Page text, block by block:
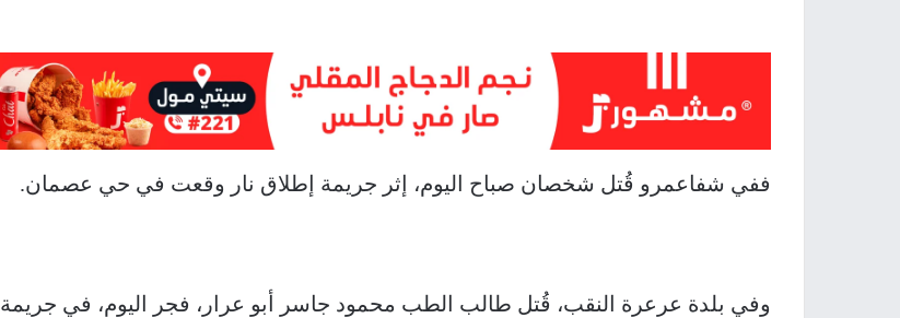
ففي شفاعمرو قُتل شخصان صباح اليوم، إثر جريمة إطلاق نار وقعت في حي عصمان.
وفي بلدة عرعرة النقب، قُتل طالب الطب محمود جاسر أبو عرار، فجر اليوم، في جريمة